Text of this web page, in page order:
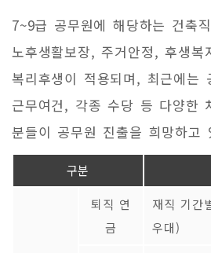
7~9급 공무원에 해당하는 건축
노후생활보장, 주거안정, 후생복
복리후생이 적용되며, 최근에는
근무여건, 각종 수당 등 다양한
분들이 공무원 진출을 희망하고
구분
퇴직 연
금
재직 기간
우대)